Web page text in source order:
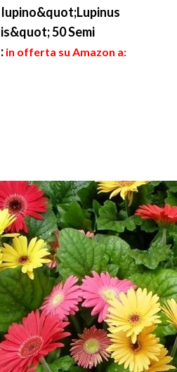
lupino&quot;Lupinus
50 Semi
in offerta su Amazon a: